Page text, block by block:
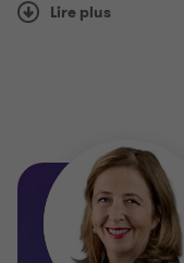
L'assistance à
Lire plus